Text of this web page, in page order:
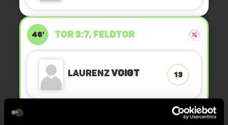
46' TOR 3:7, FELDTOR
LaurenzVoigt 13